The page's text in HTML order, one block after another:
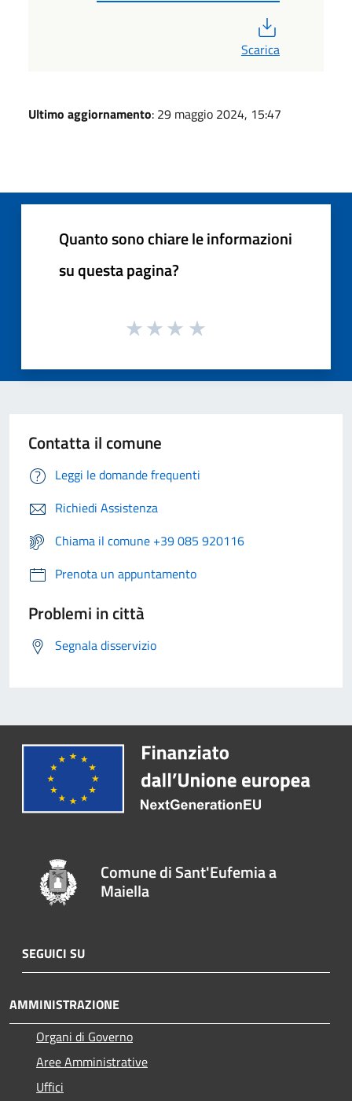
Scarica
Ultimo aggiornamento: 29 maggio 2024, 15:47
Quanto sono chiare le informazioni
su questa pagina?
Contatta il comune
Leggi le domande frequenti
Richiedi Assistenza
Chiama il comune +39 085 920116
Prenota un appuntamento
Problemi in città
Segnala disservizio
Comune di Sant'Eufemia a
Maiella
SEGUICI SU
AMMINISTRAZIONE
Organi di Governo
Aree Amministrative
Uffici